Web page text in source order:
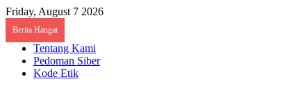
Friday, August 7 2026
Berita Hangat
Tentang Kami
Pedoman Siber
Kode Etik